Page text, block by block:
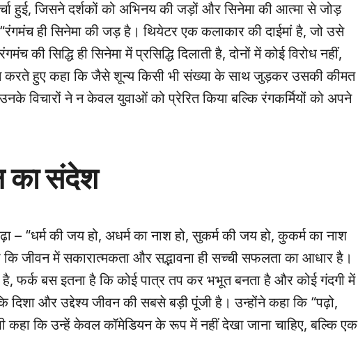
हुई, जिसने दर्शकों को अभिनय की जड़ों और सिनेमा की आत्मा से जोड़
ही सिनेमा की जड़ है। थियेटर एक कलाकार की दाईमां है, जो उसे
सिद्धि ही सिनेमा में प्रसिद्धि दिलाती है, दोनों में कोई विरोध नहीं,
हुए कहा कि जैसे शून्य किसी भी संख्या के साथ जुड़कर उसकी कीमत
विचारों ने न केवल युवाओं को प्रेरित किया बल्कि रंगकर्मियों को अपने
का संदेश
“धर्म की जय हो, अधर्म का नाश हो, सुकर्म की जय हो, कुकर्म का नाश
कि जीवन में सकारात्मकता और सद्भावना ही सच्ची सफलता का आधार है।
फर्क बस इतना है कि कोई पात्र तप कर भभूत बनता है और कोई गंदगी में
और उद्देश्य जीवन की सबसे बड़ी पूंजी है। उन्होंने कहा कि “पढ़ो,
कि उन्हें केवल कॉमेडियन के रूप में नहीं देखा जाना चाहिए, बल्कि एक